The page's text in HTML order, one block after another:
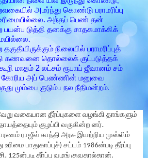
அமர்ந்து கொண்டு பராமரிப்பு
அந்தப் பெண் தன்
டுத்தி தனக்கு சாதகமாக்கிக்
நிலையில் பராமரிப்புத்
கணவனை தொல்லைக் குட்படுத்தக்
மாதம் 2 லட்சம் ரூபாய் ஜீவானம் சம்
அப் பெண்ணின் மனுவை
மும்பை குடும்ப நல நீதிமன்றம்.
வகையான தீர்ப்புகளை வழங்கி தாங்களும்
குழப்பி வருகின்ற னர்.
ராஜீவ் காந்தி அரசு இயற்றிய முஸ்லிம்
பாதுகாப்புச்) சட்டம் 1986ன்படி தீர்ப்பு
125ன்படி தீர்ப்பு வழங் குவதால்தான்.